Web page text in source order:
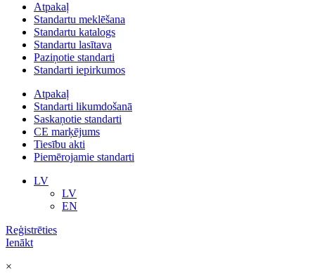
Atpakaļ
Standartu meklēšana
Standartu katalogs
Standartu lasītava
Paziņotie standarti
Standarti iepirkumos
Atpakaļ
Standarti likumdošanā
Saskaņotie standarti
CE marķējums
Tiesību akti
Piemērojamie standarti
LV
LV
EN
Reģistrēties
Ienākt
×